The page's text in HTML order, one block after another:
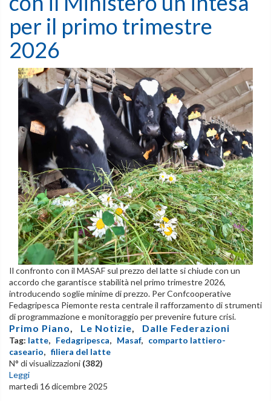
per il primo trimestre
2026
Il confronto con il MASAF sul prezzo del latte si chiude con un
accordo che garantisce stabilità nel primo trimestre 2026,
introducendo soglie minime di prezzo. Per Confcooperative
Fedagripesca Piemonte resta centrale il rafforzamento di strumenti
di programmazione e monitoraggio per prevenire future crisi.
Primo Piano Le Notizie Dalle Federazioni
Tag: latte, Fedagripesca, Masaf, comparto lattiero-
caseario, filiera del latte
N° di visualizzazioni (382)
Leggi
martedì 16 dicembre 2025